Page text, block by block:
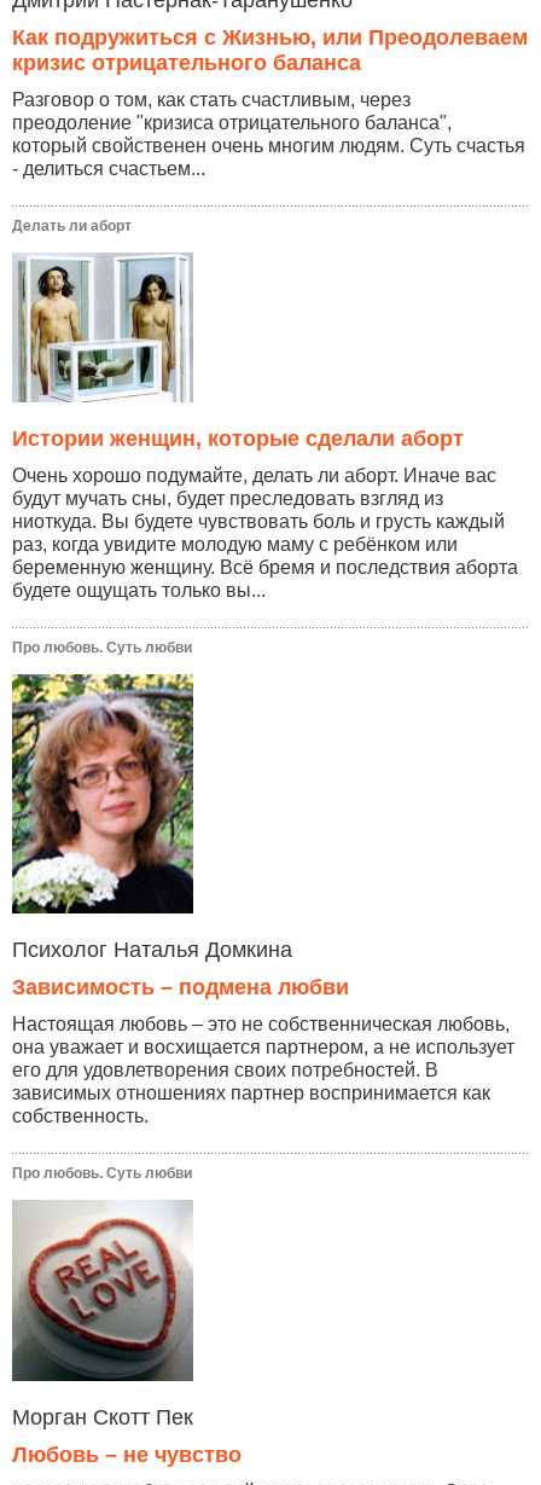
Как подружиться с Жизнью, или Преодолеваем
кризис отрицательного баланса
Разговор о том, как стать счастливым, через
преодоление "кризиса отрицательного баланса",
который свойственен очень многим людям. Суть счастья
- делиться счастьем...
Делать ли аборт
Истории женщин, которые сделали аборт
Очень хорошо подумайте, делать ли аборт. Иначе вас
будут мучать сны, будет преследовать взгляд из
ниоткуда. Вы будете чувствовать боль и грусть каждый
раз, когда увидите молодую маму с ребёнком или
беременную женщину. Всё бремя и последствия аборта
будете ощущать только вы...
Про любовь. Суть любви
Психолог Наталья Домкина
Зависимость – подмена любви
Настоящая любовь – это не собственническая любовь,
она уважает и восхищается партнером, а не использует
его для удовлетворения своих потребностей. В
зависимых отношениях партнер воспринимается как
собственность.
Про любовь. Суть любви
Морган Скотт Пек
Любовь – не чувство